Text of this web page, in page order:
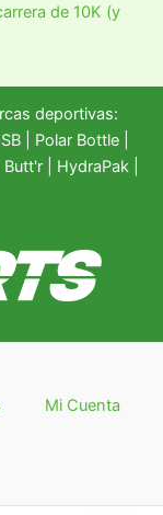
de 10K (y
deportivas:
| Polar Bottle|
Butt'r HydraPak
Mi Cuenta